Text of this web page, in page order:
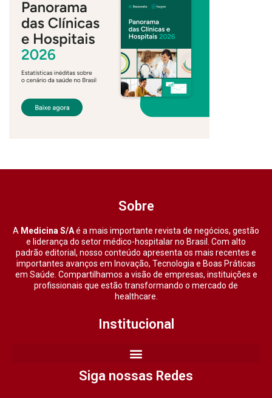
Sobre
A Medicina S/Aé a mais importante revista de negócios, gestão
e liderança do setor médico-hospitalar no Brasil. Com alto
padrão editorial, nosso conteúdo apresenta os mais recentes e
importantes avanços em Inovação, Tecnologia e Boas Práticas
em Saúde. Compartilhamos a visão de empresas, instituições e
profissionais que estão transformando o mercado de
healthcare.
Institucional
Siga nossas Redes